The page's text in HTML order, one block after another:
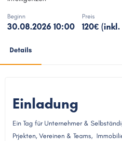
Beginn
30.08.2026 10:00
Preis
120€
Details
Einladung
Ein Tag für Unternehmer &
Prjekten, Vereinen & Teams,